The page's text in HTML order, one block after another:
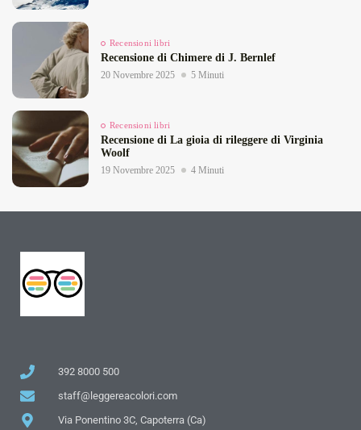
Recensioni libri
Recensione di Chimere di J. Bernlef
20 Novembre 2025 5 Minuti
Recensioni libri
Recensione di La gioia di rileggere di Virginia
Woolf
19 Novembre 2025 4 Minuti
392 8000 500
staff@leggereacolori.com
Via Ponentino 3C, Capoterra (Ca)